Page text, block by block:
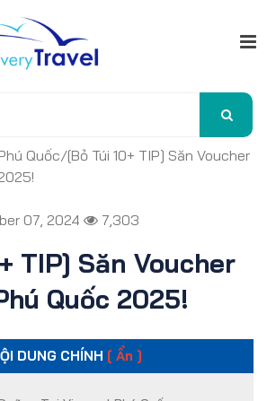
Quốc/[Bỏ Túi 10+ TIP] Săn Voucher
07, 2024 7,303
TIP] Săn Voucher
Quốc 2025!
DUNG CHÍNH [ Ẩn ]